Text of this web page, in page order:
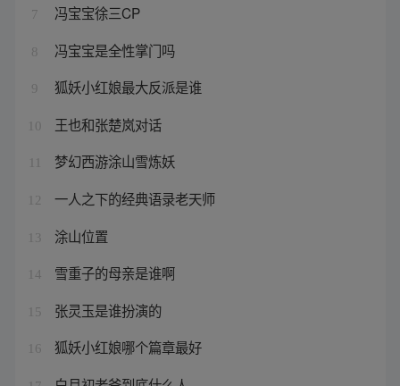
7 冯宝宝徐三CP
8 冯宝宝是全性掌门吗
9 狐妖小红娘最大反派是谁
10 王也和张楚岚对话
梦幻西游涂山雪炼妖
12 一人之下的经典语录老天师
13 涂山位置
14 雪重子的母亲是谁啊
15 张灵玉是谁扮演的
16 狐妖小红娘哪个篇章最好